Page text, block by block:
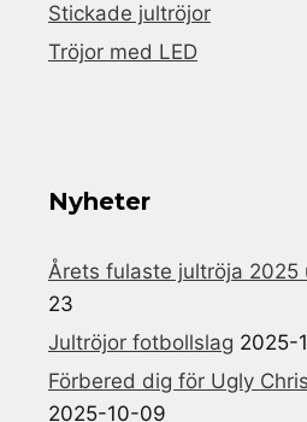
Stickade jultröjor
Tröjor med LED
Nyheter
Årets fulaste jultröja 2025
23
Jultröjor fotbollslag 2025-
Förbered dig för Ugly
2025-10-09